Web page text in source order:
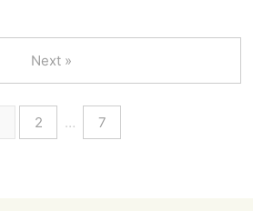
2 … 7
Next »